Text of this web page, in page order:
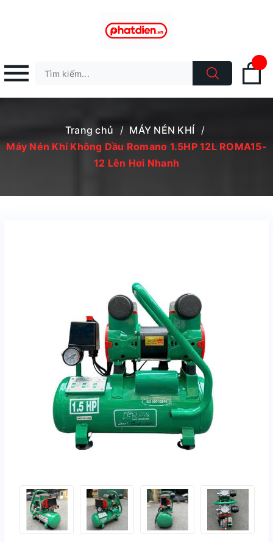
Trang chủ / MÁY NÉN KHÍ
/
Máy Nén Khí Không Dầu Romano 1.5HP 12L ROMA15-
12 Lên Hơi Nhanh